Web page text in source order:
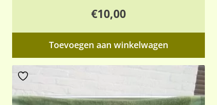
€10,00
Toevoegen aan winkelwagen